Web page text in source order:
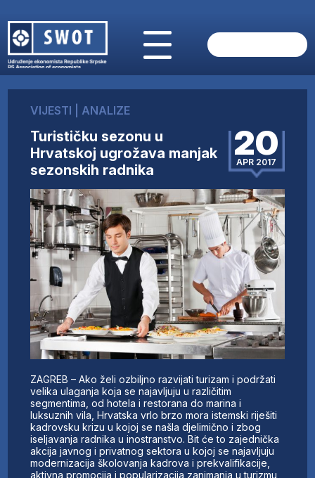
O NAMA
AKTUELNO
ANALIZE
KOMPANIJE
FINANSIJE
IZ STRANIH MEDIJA
AKTIVNOSTI
SWOT INTERVJU
UČLANI SE
KONTAKT
VIJESTI ANALIZE
Turističku sezonu u
Hrvatskoj ugrožava manjak
sezonskih radnika
20
APR 2017
ZAGREB – Ako želi ozbiljno razvijati turizam i podržati
velika ulaganja koja se najavljuju u različitim
segmentima, od hotela i restorana do marina i
luksuznih vila, Hrvatska vrlo brzo mora istemski riješiti
kadrovsku krizu u kojoj se našla djelimično i zbog
iseljavanja radnika u inostranstvo. Bit će to zajednička
akcija javnog i privatnog sektora u kojoj se najavljuju
modernizacija školovanja kadrova i prekvalifikacije,
aktivna promocija i popularizacija zanimanja u turizmu,